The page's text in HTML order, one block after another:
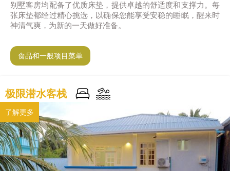
别墅客房均配备了优质床垫，提供卓越的舒适度和支撑力。每
张床垫都经过精心挑选，以确保您能享受安稳的睡眠，醒来时
神清气爽，为新的一天做好准备。
食品和一般项目菜单
极限潜水客栈
了解更多